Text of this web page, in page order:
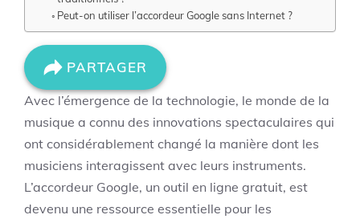
Peut-on utiliser l’accordeur Google sans Internet ?
PARTAGER
Avec l’émergence de la technologie, le monde de la
musique a connu des innovations spectaculaires qui
ont considérablement changé la manière dont les
musiciens interagissent avec leurs instruments.
L’accordeur Google, un outil en ligne gratuit, est
devenu une ressource essentielle pour les